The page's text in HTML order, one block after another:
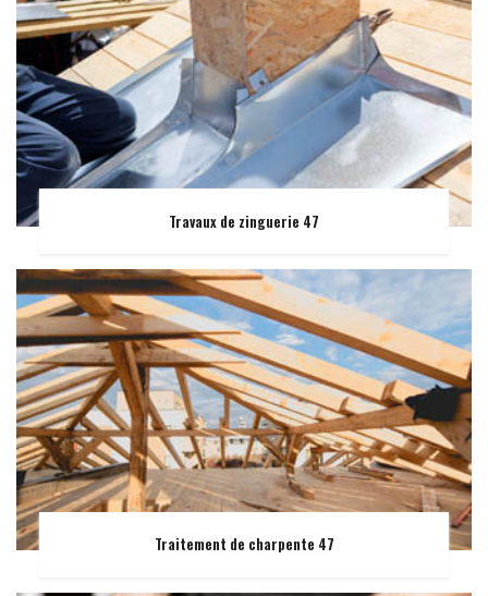
Travaux de zinguerie 47
Traitement de charpente 47